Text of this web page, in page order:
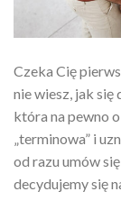
Czeka Cię
nie wiesz, jak
która na pewno
„terminowa” i
od razu umów
decydujemy się